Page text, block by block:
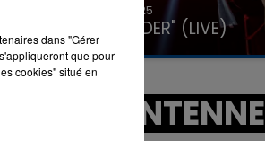
31 janvier 2025
GIMS "SPIDER" (LIVE)
A L'ANTENNE
dans "Gérer
que pour
cookies" situé en